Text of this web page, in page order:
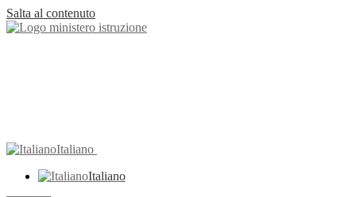
Salta al contenuto
Italiano
Italiano